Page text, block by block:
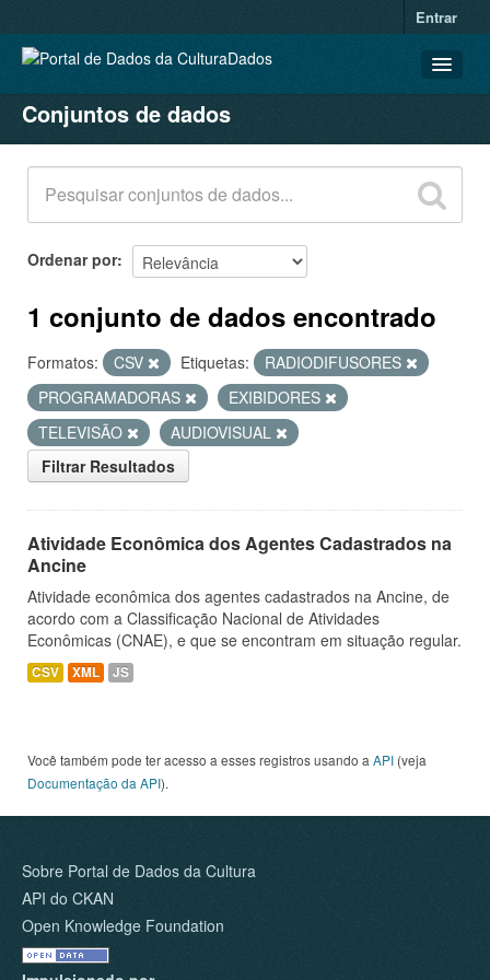
Entrar
CONJUNTOS DE DADOS
ORGANIZAÇÕES
GRUPOS
SOBRE
Conjuntos de dados
Ordenar por
1 conjunto de dados encontrado
Formatos: CSV Etiquetas:
RADIODIFUSORES
PROGRAMADORAS
EXIBIDORES
TELEVISÃO
AUDIOVISUAL
Filtrar Resultados
Atividade Econômica dos Agentes Cadastrados na
Ancine
Atividade econômica dos agentes cadastrados na Ancine, de
acordo com a Classificação Nacional de Atividades
Econômicas (CNAE), e que se encontram em situação regular.
CSV XML JS
Você também pode ter acesso a esses registros usando a API (veja
Documentação da API).
Sobre Portal de Dados da Cultura
API do CKAN
Open Knowledge Foundation